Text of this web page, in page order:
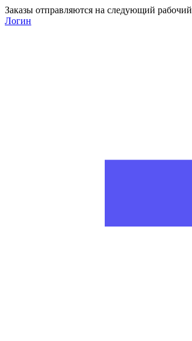
Заказы отправляются на следующий
Логин